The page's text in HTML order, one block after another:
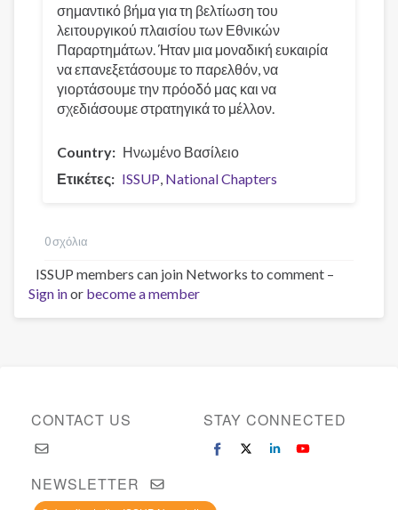
σημαντικό βήμα για τη βελτίωση του
λειτουργικού πλαισίου των Εθνικών
Παραρτημάτων. Ήταν μια μοναδική ευκαιρία
να επανεξετάσουμε το παρελθόν, να
γιορτάσουμε την πρόοδό μας και να
σχεδιάσουμε στρατηγικά το μέλλον.
Country
Ηνωμένο Βασίλειο
Ετικέτες
ISSUP National Chapters
0 σχόλια
ISSUP members can join Networks to comment –
Sign inor become a member
CONTACT US STAY CONNECTED
NEWSLETTER